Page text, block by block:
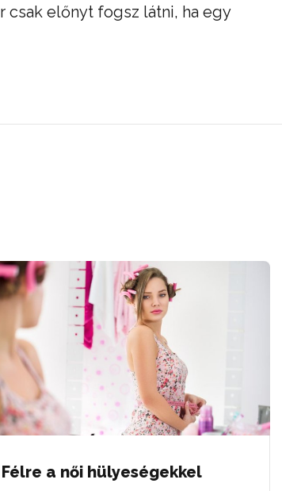
csak előnyt fogsz látni, ha egy
Félre a női hülyeségekkel